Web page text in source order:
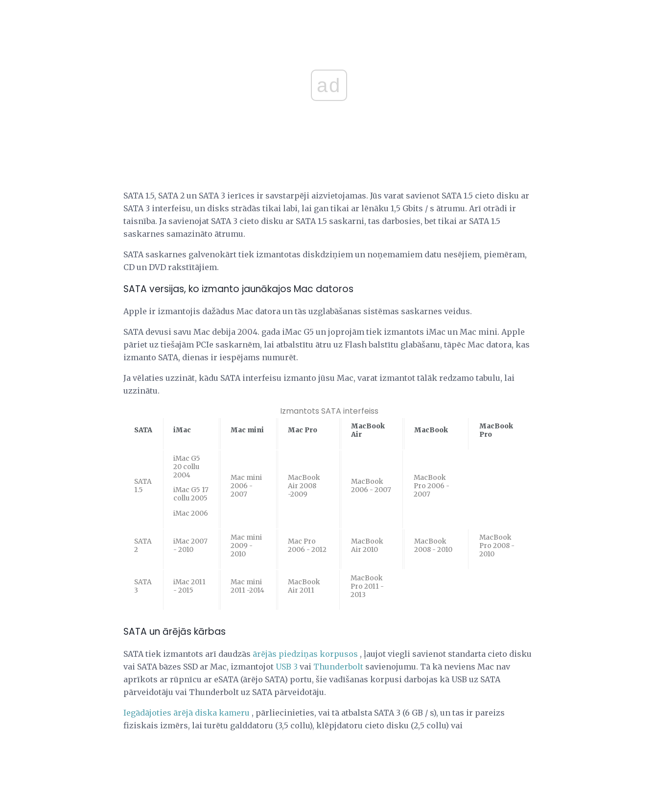
ad
SATA 1.5, SATA 2 un SATA 3 ierīces ir savstarpēji aizvietojamas. Jūs varat savienot SATA 1.5 cieto disku ar
SATA 3 interfeisu, un disks strādās tikai labi, lai gan tikai ar lēnāku 1,5 Gbits / s ātrumu. Arī otrādi ir
taisnība. Ja savienojat SATA 3 cieto disku ar SATA 1.5 saskarni, tas darbosies, bet tikai ar SATA 1.5
saskarnes samazināto ātrumu.
SATA saskarnes galvenokārt tiek izmantotas diskdziņiem un noņemamiem datu nesējiem, piemēram,
CD un DVD rakstītājiem.
SATA versijas, ko izmanto jaunākajos Mac datoros
Apple ir izmantojis dažādus Mac datora un tās uzglabāšanas sistēmas saskarnes veidus.
SATA devusi savu Mac debija 2004. gada iMac G5 un joprojām tiek izmantots iMac un Mac mini. Apple
pāriet uz tiešajām PCIe saskarnēm, lai atbalstītu ātru uz Flash balstītu glabāšanu, tāpēc Mac datora, kas
izmanto SATA, dienas ir iespējams numurēt.
Ja vēlaties uzzināt, kādu SATA interfeisu izmanto jūsu Mac, varat izmantot tālāk redzamo tabulu, lai
uzzinātu.
Izmantots SATA interfeiss
SATA iMac Mac mini Mac Pro
MacBook
Air
MacBook
MacBook
Pro
SATA
1.5
iMac G5
20 collu
2004
iMac G5 17
collu 2005
iMac 2006
Mac mini
2006 -
2007
MacBook
Air 2008
-2009
MacBook
2006 - 2007
MacBook
Pro 2006 -
2007
SATA
2
iMac 2007
- 2010
Mac mini
2009 -
2010
Mac Pro
2006 - 2012
MacBook
Air 2010
MacBook
2008 - 2010
MacBook
Pro 2008 -
2010
SATA
3
iMac 2011
- 2015
Mac mini
2011 -2014
MacBook
Air 2011
MacBook
Pro 2011 -
2013
SATA un ārējās kārbas
SATA tiek izmantots arī daudzās ārējās piedziņas korpusos , ļaujot viegli savienot standarta cieto disku
vai SATA bāzes SSD ar Mac, izmantojot USB 3 vai Thunderbolt savienojumu. Tā kā neviens Mac nav
aprīkots ar rūpnīcu ar eSATA (ārējo SATA) portu, šie vadīšanas korpusi darbojas kā USB uz SATA
pārveidotāju vai Thunderbolt uz SATA pārveidotāju.
Iegādājoties ārējā diska kameru , pārliecinieties, vai tā atbalsta SATA 3 (6 GB / s), un tas ir pareizs
fiziskais izmērs, lai turētu galddatoru (3,5 collu), klēpjdatoru cieto disku (2,5 collu) vai